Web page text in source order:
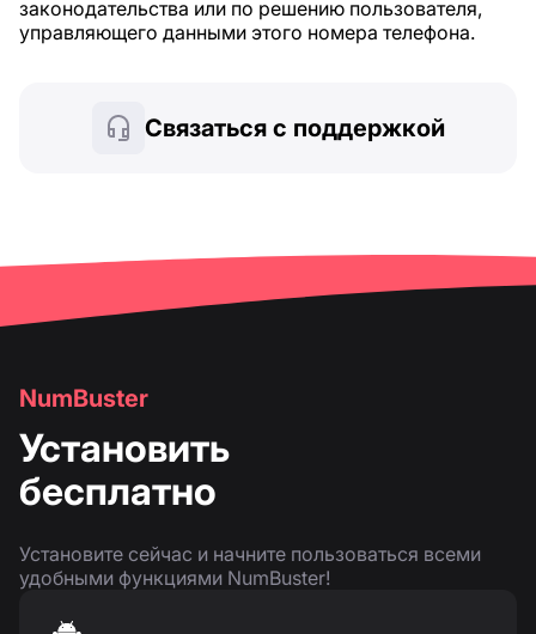
законодательства или по решению пользователя,
управляющего данными этого номера телефона.
Связаться с поддержкой
NumBuster
Установить
бесплатно
Установите сейчас и начните пользоваться всеми
удобными функциями NumBuster!